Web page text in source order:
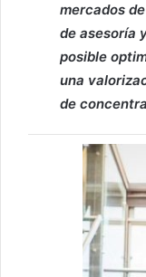
mercados
de asesoría
posible
una
de